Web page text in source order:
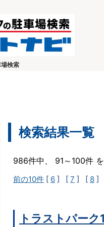
検索
検索結果一覧
986件中、 91～100件 を
前の10件 [ 6 ] [ 7 ] [ 8 ]
トラストパー